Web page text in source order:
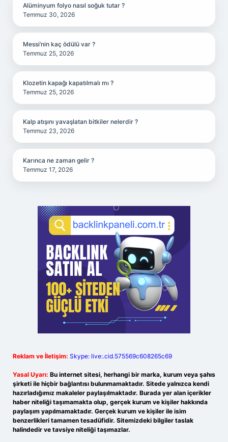
Alüminyum folyo nasıl soğuk tutar ?
Temmuz 30, 2026
Messi’nin kaç ödülü var ?
Temmuz 25, 2026
Klozetin kapağı kapatılmalı mı ?
Temmuz 25, 2026
Kalp atışını yavaşlatan bitkiler nelerdir ?
Temmuz 23, 2026
Karınca ne zaman gelir ?
Temmuz 17, 2026
Reklam ve İletişim: Skype: live:.cid.575569c608265c69
Yasal Uyarı: Bu internet sitesi, herhangi bir marka, kurum veya şahıs
şirketi ile hiçbir bağlantısı bulunmamaktadır. Sitede yalnızca kendi
hazırladığımız makaleler paylaşılmaktadır. Burada yer alan içerikler
haber niteliği taşımamakta olup, gerçek kurum ve kişiler hakkında
paylaşım yapılmamaktadır. Gerçek kurum ve kişiler ile isim
benzerlikleri tamamen tesadüfidir. Sitemizdeki bilgiler taslak
halindedir ve tavsiye niteliği taşımazlar.